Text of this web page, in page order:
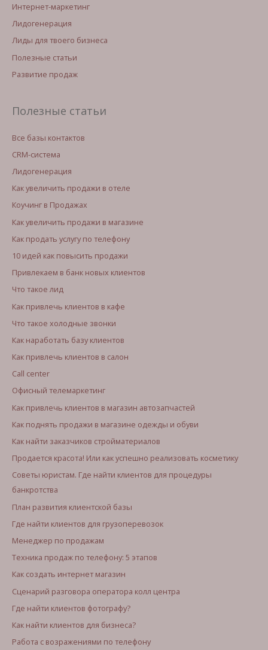
Интернет-маркетинг
Лидогенерация
Лиды для твоего бизнеса
Полезные статьи
Развитие продаж
Полезные статьи
Все базы контактов
CRM-система
Лидогенерация
Как увеличить продажи в отеле
Коучинг в Продажах
Как увеличить продажи в магазине
Как продать услугу по телефону
10 идей как повысить продажи
Привлекаем в банк новых клиентов
Что такое лид
Как привлечь клиентов в кафе
Что такое холодные звонки
Как наработать базу клиентов
Как привлечь клиентов в салон
Call center
Офисный телемаркетинг
Как привлечь клиентов в магазин автозапчастей
Как поднять продажи в магазине одежды и обуви
Как найти заказчиков стройматериалов
Продается красота! Или как успешно реализовать косметику
Советы юристам. Где найти клиентов для процедуры
банкротства
План развития клиентской базы
Где найти клиентов для грузоперевозок
Менеджер по продажам
Техника продаж по телефону: 5 этапов
Как создать интернет магазин
Сценарий разговора оператора колл центра
Где найти клиентов фотографу?
Как найти клиентов для бизнеса?
Работа с возражениями по телефону